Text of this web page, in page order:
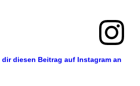
dir diesen Beitrag auf Instagram an